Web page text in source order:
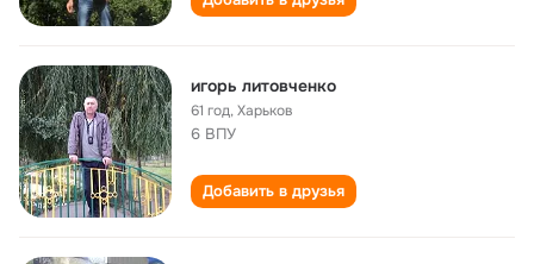
игорь литовченко
61 год,Харьков
6 ВПУ
Добавить в друзья